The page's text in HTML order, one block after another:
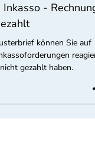
-
können Sie auf
gezahlt haben.